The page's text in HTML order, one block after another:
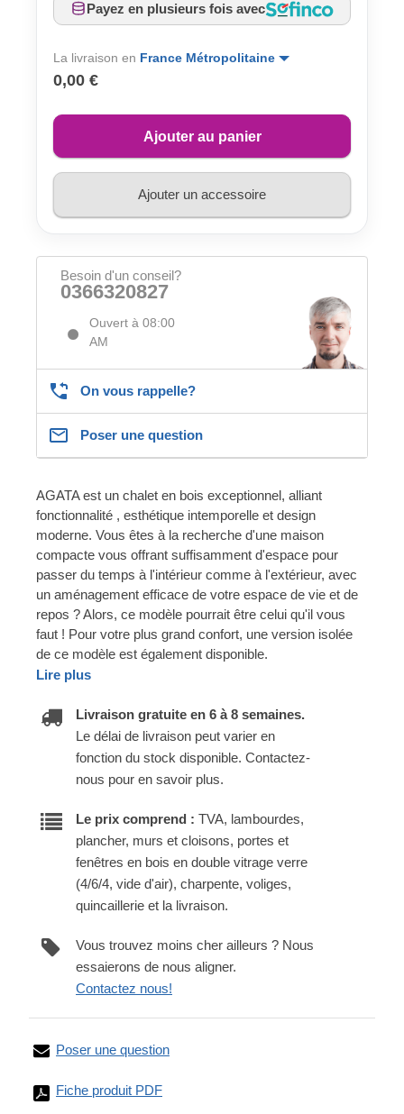
Payez en plusieurs fois avec
La livraison en France Métropolitaine
0,00 €
Ajouter au panier
Ajouter un accessoire
Besoin d'un conseil?
0366320827
Ouvert à 08:00
AM
On vous rappelle?
Poser une question
AGATA est un chalet en bois exceptionnel, alliant
fonctionnalité , esthétique intemporelle et design
moderne. Vous êtes à la recherche d'une maison
compacte vous offrant suffisamment d'espace pour
passer du temps à l'intérieur comme à l'extérieur, avec
un aménagement efficace de votre espace de vie et de
repos ? Alors, ce modèle pourrait être celui qu'il vous
faut ! Pour votre plus grand confort, une version isolée
de ce modèle est également disponible.
Lire plus
Livraison gratuite en 6 à 8 semaines.
Le délai de livraison peut varier en
fonction du stock disponible. Contactez-
nous pour en savoir plus.
Le prix comprend : TVA, lambourdes,
plancher, murs et cloisons, portes et
fenêtres en bois en double vitrage verre
(4/6/4, vide d'air), charpente, voliges,
quincaillerie et la livraison.
Vous trouvez moins cher ailleurs ? Nous
essaierons de nous aligner.
Contactez nous!
Poser une question
Fiche produit PDF